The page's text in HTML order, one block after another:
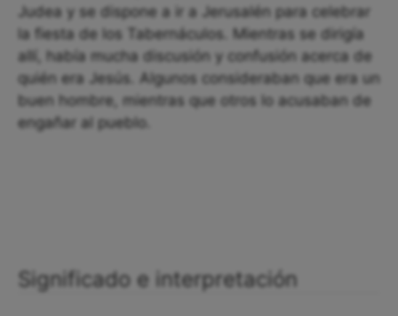
Judea y se dispone a ir a Jerusalén para celebrar
la fiesta de los Tabernáculos. Mientras se dirigía
allí, había mucha discusión y confusión acerca de
quién era Jesús. Algunos consideraban que era un
buen hombre, mientras que otros lo acusaban de
engañar al pueblo.
Significado e interpretación